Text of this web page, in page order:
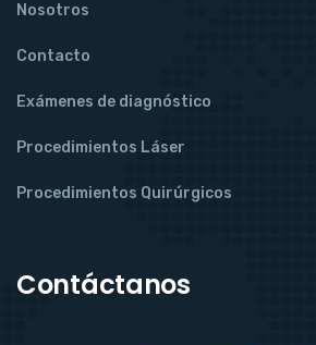
Nosotros
Contacto
Exámenes de diagnóstico
Procedimientos Láser
Procedimientos Quirúrgicos
Contáctanos